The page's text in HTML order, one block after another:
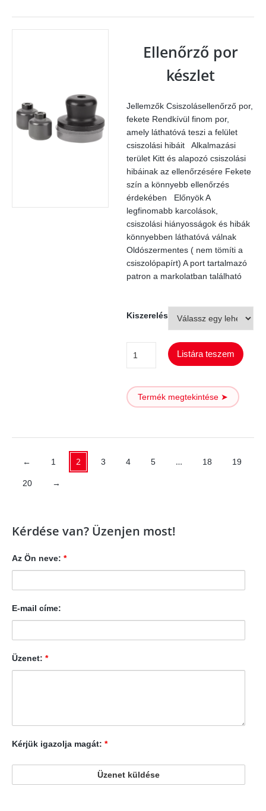
Ellenőrző por
készlet
Jellemzők Csiszolásellenőrző por,
fekete Rendkívül finom por,
amely láthatóvá teszi a felület
csiszolási hibáit Alkalmazási
terület Kitt és alapozó csiszolási
hibáinak az ellenőrzésére Fekete
szín a könnyebb ellenőrzés
érdekében Előnyök A
legfinomabb karcolások,
csiszolási hiányosságok és hibák
könnyebben láthatóvá válnak
Oldószermentes ( nem tömíti a
csiszolópapírt) A port tartalmazó
patron a markolatban található
Kiszerelés
Ellenőrző
por
készlet
mennyiség
Listára teszem
Termék megtekintése ➤
← 1 2 3 4 5 … 18 19
20 →
Kérdése van? Üzenjen most!
Az Ön neve: *
E-mail címe:
Üzenet: *
Kérjük igazolja magát: *